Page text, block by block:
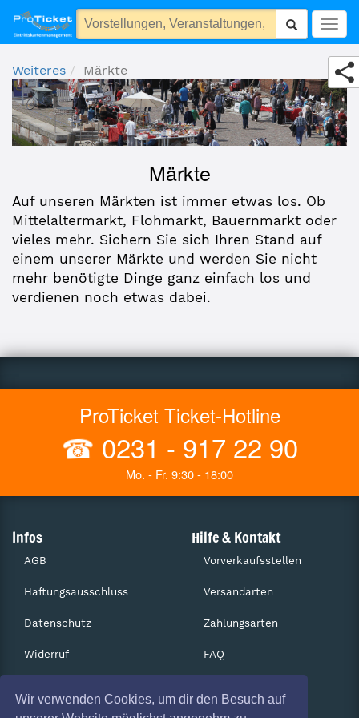
Wir verwenden Cookies, um dir den Besuch auf
Märkte
Weiteres Märkte
Märkte
Auf unseren Märkten ist immer etwas los. Ob
Mittelaltermarkt, Flohmarkt, Bauernmarkt oder
vieles mehr. Sichern Sie sich Ihren Stand auf
einem unserer Märkte und werden Sie nicht
mehr benötigte Dinge ganz einfach los und
verdienen noch etwas dabei.
ProTicket Ticket-Hotline
☎ 0231 - 917 22 90
Mo. - Fr. 9:30 - 18:00
Infos
AGB
Haftungsausschluss
Datenschutz
Widerruf
Hilfe & Kontakt
Vorverkaufsstellen
Versandarten
Zahlungsarten
FAQ
Services